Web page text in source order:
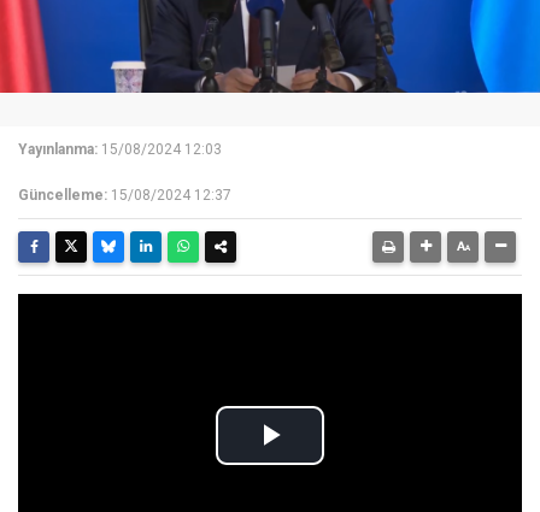
Yayınlanma: 15/08/2024 12:03
Güncelleme: 15/08/2024 12:37